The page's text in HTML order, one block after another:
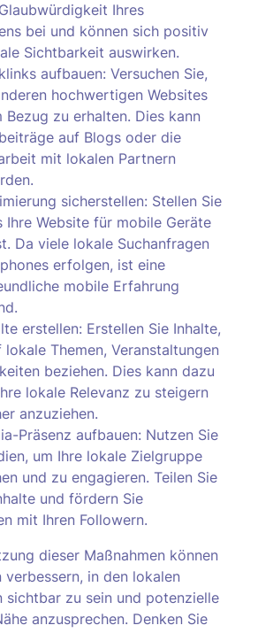
Ihres
bei und können sich positiv
Sichtbarkeit auswirken.
aufbauen: Versuchen Sie,
hochwertigen Websites
Bezug zu erhalten. Dies kann
auf Blogs oder die
mit lokalen Partnern
sicherstellen: Stellen Sie
Ihre Website für mobile Geräte
Da viele lokale Suchanfragen
erfolgen, ist eine
mobile Erfahrung
erstellen: Erstellen Sie Inhalte,
Themen, Veranstaltungen
beziehen. Dies kann dazu
lokale Relevanz zu steigern
anzuziehen.
Präsenz aufbauen: Nutzen Sie
um Ihre lokale Zielgruppe
und zu engagieren. Teilen Sie
und fördern Sie
mit Ihren Followern.
dieser Maßnahmen können
verbessern, in den lokalen
sichtbar zu sein und potenzielle
anzusprechen. Denken Sie